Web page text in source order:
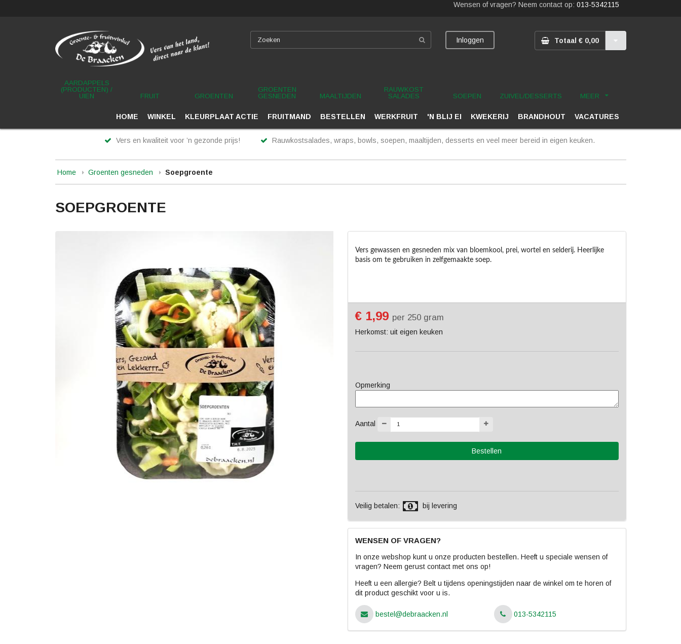
Wensen of vragen? Neem contact op: 013-5342115
Inloggen Totaal € 0,00
AARDAPPELS
(PRODUCTEN) /
UIEN
FRUIT GROENTEN
GROENTEN
GESNEDEN
MAALTIJDEN
RAUWKOST
SALADES
SOEPEN ZUIVEL/DESSERTS MEER
HOME WINKEL KLEURPLAAT ACTIE FRUITMAND BESTELLEN WERKFRUIT 'N BLIJ EI KWEKERIJ BRANDHOUT VACATURES
Vers en kwaliteit voor ’n gezonde prijs! Rauwkostsalades, wraps, bowls, soepen, maaltijden, desserts en veel meer bereid in eigen keuken.
Home Groenten gesneden Soepgroente
SOEPGROENTE
Vers gewassen en gesneden mix van bloemkool, prei, wortel en selderij. Heerlijke
€ 1,99 per 250 gram
Herkomst: uit eigen keuken
Opmerking
Aantal
Veilig betalen: bij levering
WENSEN OF VRAGEN?
In onze webshop kunt u onze producten bestellen. Heeft u speciale wensen of
vragen? Neem gerust contact met ons op!
Heeft u een allergie? Belt u tijdens openingstijden naar de winkel om te horen of
dit product geschikt voor u is.
bestel@debraacken.nl 013-5342115